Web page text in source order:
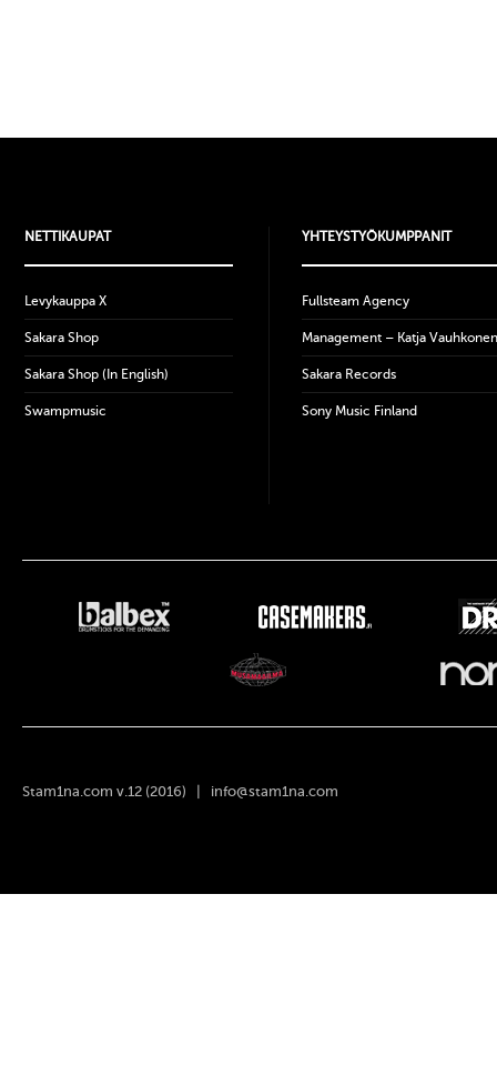
NETTIKAUPAT
Levykauppa X
Sakara Shop
Sakara Shop (In English)
Swampmusic
YHTEYSTYÖKUMPPANIT
Fullsteam Agency
Management – Katja Vauhkonen
Sakara Records
Sony Music Finland
Stam1na.com v.12 (2016) | info@stam1na.com